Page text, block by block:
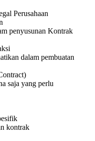
Perusahaan
penyusunan Kontrak
dalam pembuatan
saja yang perlu
kontrak